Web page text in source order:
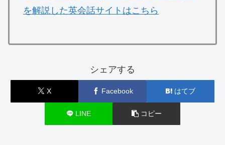
を解説した英会話サイトはこちら
シェアする
X Facebook はてブ
LINE コピー